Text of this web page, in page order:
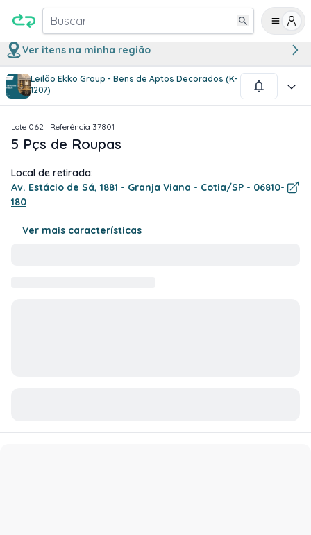
Buscar
Ver itens na minha região
Leilão Ekko Group - Bens de Aptos Decorados (K-
1207)
1/2
Lote 062 | Referência 37801
5 Pçs de Roupas
Local de retirada:
Av. Estácio de Sá, 1881 - Granja Viana - Cotia/SP - 06810-
180
Ver mais características